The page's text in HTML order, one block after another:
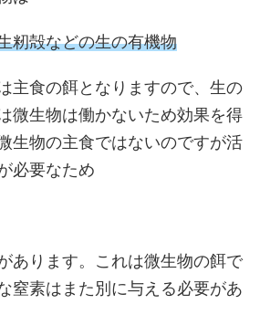
籾殻などの生の有機物
主食の餌となりますので、生の
微生物は働かないため効果を得
生物の主食ではないのですが活
必要なため
あります。これは微生物の餌で
窒素はまた別に与える必要があ